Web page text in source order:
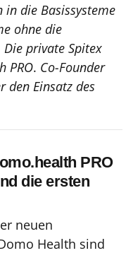
in die Basissysteme
ohne die
private Spitex
PRO. Co-Founder
den Einsatz des
PRO
die ersten
neuen
Health sind